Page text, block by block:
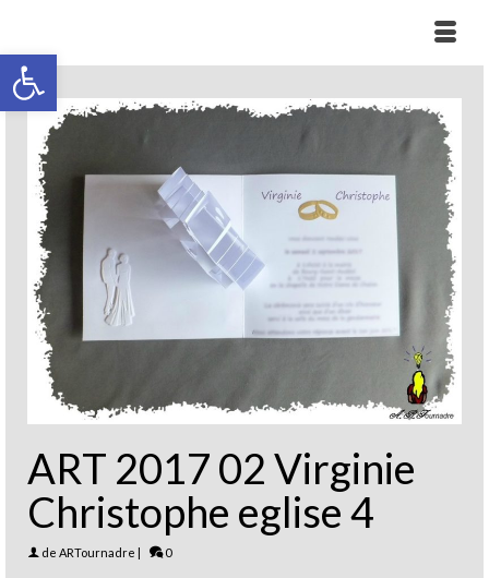
Ouvrir la barre d’outils
ART 2017 02 Virginie
Christophe eglise 4
de ARTournadre | 0